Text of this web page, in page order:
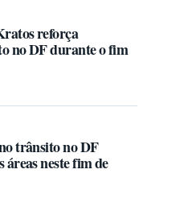
reforça
no DF durante o fim
trânsito no DF
áreas neste fim de